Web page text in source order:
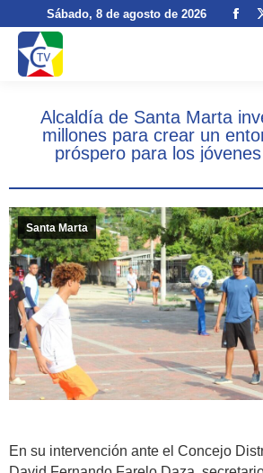
Sábado, 8 de agosto de 2026
Alcaldía de Santa Marta
millones para crear un
próspero para los
Santa Marta
En su intervención ante el Concejo